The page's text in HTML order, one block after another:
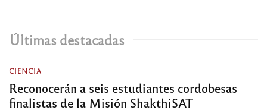
Últimas destacadas
CIENCIA
Reconocerán a seis estudiantes cordobesas
finalistas de la Misión ShakthiSAT